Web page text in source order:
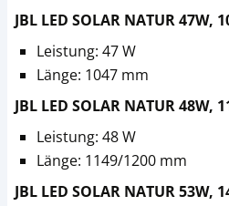
JBL LED SOLAR NATUR 47W,
Leistung: 47 W
Länge: 1047 mm
JBL LED SOLAR NATUR 48W,
Leistung: 48 W
Länge: 1149/1200 mm
JBL LED SOLAR NATUR 53W,